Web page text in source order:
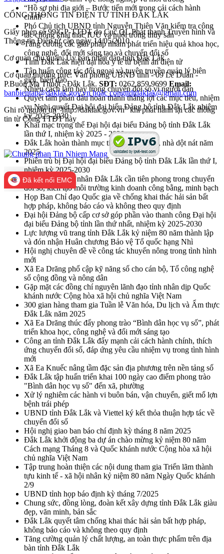
“Hồ sơ phi địa giới – Bước tiến mới trong cải cách hành
chính”
Phó Chủ tịch UBND tỉnh Nguyễn Thiên Văn kiểm tra công
tác chống khai thác IUU và nuôi trồng thủy sản
Tăng cường các giải pháp nhằm phát triển hiệu quả khoa học,
công nghệ, đổi mới sáng tạo và chuyển đổi số
Tỉnh Đắk Lắk hiện đại hóa y tế từ bệnh án điện tử
Tập huấn công tác đối ngoại và tuyên truyền quản lý biên
giới, biển đảo
Nhiều cách làm hay trong chuyển đổi số vì người dân
Quyết tâm phấn đấu hoàn thành thắng lợi các mục tiêu, nhiệm
vụ Nghị quyết Đại hội đại biểu Đảng bộ tỉnh Đắk Lắk nhiệm
kỳ 2025-2030
Khai mạc trọng thể Đại hội đại biểu Đảng bộ tỉnh Đắk Lắk
lần thứ I, nhiệm kỳ 2025 - 2030
Đắk Lắk hoàn thành mục tiêu xóa nhà tạm, nhà dột nát năm
2025
Phiên trù bị Đại hội đại biểu Đảng bộ tỉnh Đắk Lắk lần thứ I,
nhiệm kỳ 2025-2030
Hiệp hội Doanh nhân Đắk Lắk cần tiên phong trong chuyển
đổi số, kiến tạo môi trường kinh doanh công bằng, minh bạch
Họp Ban Chỉ đạo Quốc gia về chống khai thác hải sản bất
hợp pháp, không báo cáo và không theo quy định
Đại hội Đảng bộ cấp cơ sở góp phần vào thanh công Đại hội
đại biểu Đảng bộ tỉnh lần thứ nhất, nhiệm kỳ 2025-2030
Lực lượng vũ trang tỉnh Đắk Lắk kỷ niệm 80 năm thành lập
và đón nhận Huân chương Bảo vệ Tổ quốc hạng Nhì
Hội nghị chuyên đề về công tác khuyến nông trong tình hình
mới
Xã Ea Drăng phổ cập kỹ năng số cho cán bộ, Tổ công nghệ
số cộng đồng và nông dân
Gặp mặt các đồng chí nguyên lãnh đạo tỉnh nhân dịp Quốc
khánh nước Cộng hòa xã hội chủ nghĩa Việt Nam
300 gian hàng tham gia Tuần lễ Văn hóa, Du lịch và Ẩm thực
Đắk Lắk năm 2025
Xã Ea Drăng thúc đẩy phong trào “Bình dân học vụ số”, phát
triển khoa học, công nghệ và đổi mới sáng tạo
Công an tỉnh Đắk Lắk đẩy mạnh cải cách hành chính, thích
ứng chuyển đổi số, đáp ứng yêu cầu nhiệm vụ trong tình hình
mới
Xã Ea Knuếc nâng tầm đặc sản địa phương trên nền tảng số
Đắk Lắk tập huấn triển khai 100 ngày cao điểm phong trào
"Bình dân học vụ số" đến xã, phường
Xử lý nghiêm các hành vi buôn bán, vận chuyển, giết mổ lợn
bệnh trái phép
UBND tỉnh Đắk Lắk và Viettel ký kết thỏa thuận hợp tác về
chuyển đổi số
Hội nghị giao ban báo chí định kỳ tháng 8 năm 2025
Đắk Lắk khởi động ba dự án chào mừng kỷ niệm 80 năm
Cách mạng Tháng 8 và Quốc khánh nước Cộng hòa xã hội
chủ nghĩa Việt Nam
Tập trung hoàn thiện các nội dung tham gia Triển lãm thành
tựu kinh tế - xã hội nhân kỷ niệm 80 năm Ngày Quốc khánh
2/9
UBND tỉnh họp báo định kỳ tháng 7/2025
Chung sức, đồng lòng, đoàn kết xây dựng tỉnh Đắk Lắk giàu
đẹp, văn minh, bản sắc
Đắk Lắk quyết tâm chống khai thác hải sản bất hợp pháp,
không báo cáo và không theo quy định
Tăng cường quản lý chất lượng, an toàn thực phẩm trên địa
bàn tỉnh Đắk Lắk
CỔNG THÔNG TIN ĐIỆN TỬ TỈNH ĐẮK LẮK
Giấy phép số 99/GP-TTĐT do Cục QL Phát thanh Truyền hình và
Thông tin Điện tử cấp ngày 14/05/2010
Cơ quan chủ quản: Ủy ban nhân dân tỉnh Đắk Lắk
Cơ quan thường trực: Văn phòng UBND tỉnh - 09 Lê Duẩn -
P.Buôn Ma Thuột - Đắk Lắk. SĐT: 0262.859.9699 Email:
banbientap@daklak.gov.vn hoặc congttdtdaklak@gmail.com
Ghi rõ nguồn tin "http://daklak.gov.vn" khi phát hành lại các thông
tin từ Cổng TTĐT này
Đã kết nối EMC